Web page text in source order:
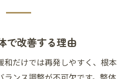
で改善する理由
和だけでは再発しやすく、根本